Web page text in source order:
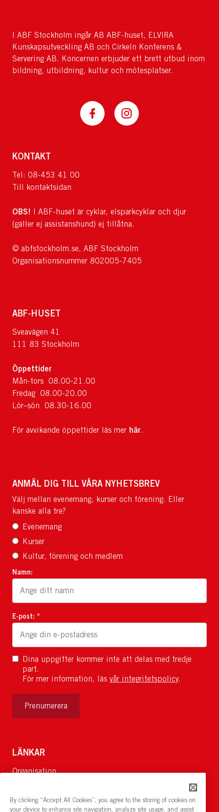
I ABF Stockholm ingår AB ABF-huset, ELVIRA
Kunskapsutveckling AB och Cirkeln Konferens &
Servering AB. Koncernen erbjuder ett brett utbud inom
bildning, utbildning, kultur och mötesplatser.
KONTAKT
Tel: 08-453 41 00
Till kontaktsidan
OBS!
I ABF-huset är cyklar, elsparkcyklar och djur
(gäller ej assistanshund) ej tillåtna.
© abfstockholm.se, ABF Stockholm
Organisationsnummer 802005-7405
ABF-HUSET
Sveavägen 41
111 83 Stockholm
Öppettider
Mån-tors 08.00-21.00
Fredag 08.00-20.00
Lör–sön 08.30-16.00
För avvikande öppettider läs mer här.
ANMÄL DIG TILL VÅRA NYHETSBREV
Välj mellan evenemang, kurser och förening. Eller
kanske alla tre?
Evenemang
Kurser
Kultur, förening och medlem
Namn:
E-post: *
Dina uppgifter kommer inte att delas med tredje
part.
För mer information, läs vår integritetspolicy.
Prenumerera
LÄNKAR
Organisation
Lediga jobb
Nyheter och pressrum
By clicking “Accept All Cookies”, you agree to the storing of cookies on
your device to enhance site navigation, analyze site usage, and assist